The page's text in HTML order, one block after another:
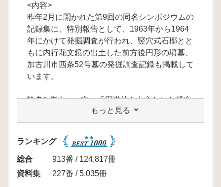
<内容>
昨年2月に開かれた第9回の同名シンポジウムの
記録集に、特別報告として、1963年から1964
年にかけて発掘調査が行われ、竪穴式石槨とと
もに内行花文鏡の出土した前方後円形の墳墓、
加古川市西条52号墓の発掘調査記録も掲載して
います。
論考1 岸本 一宏 「周溝墓を中心とした播磨
地域の様相」(78頁)
論考2 荒木 幸治 「統計的にみた播磨の弥生
論考3 大久保徹也 「弥生墓の分類と変遷」
(15頁)
シンポジウム記録
もっと見る
ランキング
総合
913番 / 124,817冊
資料集
227番 / 5,035冊